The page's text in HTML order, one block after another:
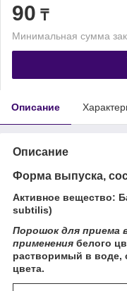
90 ₸
Минимальная сумма
Описание
Описание
Форма выпуска,
Активное вещество:
subtilis)
Порошок для приема
применения белого
растворимый в воде,
цвета.